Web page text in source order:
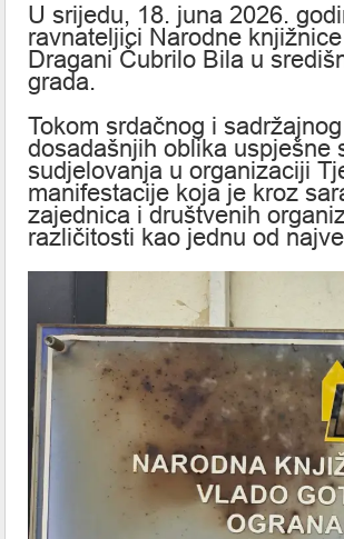
U srijedu, 18. juna 2026.
ravnateljici Narodne
Dragani Čubrilo Bila u
grada.
Tokom srdačnog i
dosadašnjih oblika uspješne
sudjelovanja u organizaciji
manifestacije koja je kroz
zajednica i društvenih
različitosti kao jednu od